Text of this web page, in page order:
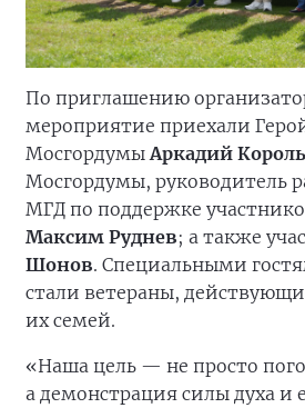
По приглашению
мероприятие приехали
МосгордумыАркадий
Мосгордумы, руководитель
МГД по поддержке
Максим Руднев; а также
Шонов. Специальными
стали ветераны,
их семей.
«Наша цель — не просто
а демонстрация силы духа и